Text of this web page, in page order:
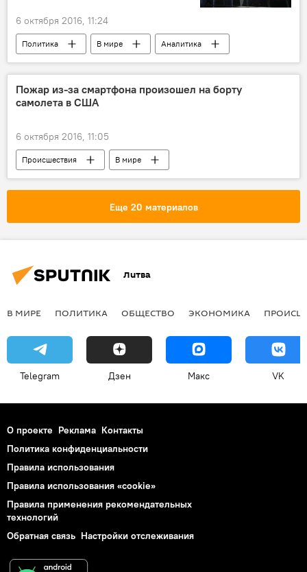
6 октября 2016, 11:24
Политика В мире Аналитика
Пожар из-за смартфона произошел на борту
самолета в США
6 октября 2016, 11:05
Происшествия В мире
Еще 20 материалов
Литва
В МИРЕ ПОЛИТИКА ОБЩЕСТВО ЭКОНОМИКА
Telegram Дзен Макс VK
О проекте Реклама Контакты
Политика конфиденциальности
Правила использования
Правила использования «cookie»
Правила применения рекомендательных
технологий
Обратная связь Настройки отслеживания